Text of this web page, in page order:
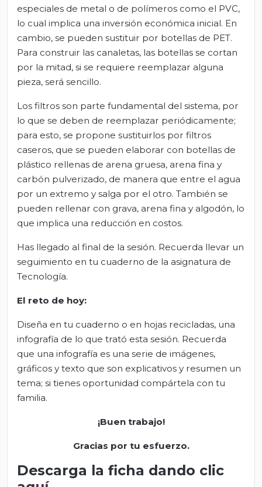
especiales de metal o de polímeros como el PVC,
lo cual implica una inversión económica inicial. En
cambio, se pueden sustituir por botellas de PET.
Para construir las canaletas, las botellas se cortan
por la mitad, si se requiere reemplazar alguna
pieza, será sencillo.
Los filtros son parte fundamental del sistema, por
lo que se deben de reemplazar periódicamente;
para esto, se propone sustituirlos por filtros
caseros, que se pueden elaborar con botellas de
plástico rellenas de arena gruesa, arena fina y
carbón pulverizado, de manera que entre el agua
por un extremo y salga por el otro. También se
pueden rellenar con grava, arena fina y algodón, lo
que implica una reducción en costos.
Has llegado al final de la sesión. Recuerda llevar un
seguimiento en tu cuaderno de la asignatura de
Tecnología.
El reto de hoy:
Diseña en tu cuaderno o en hojas recicladas, una
infografía de lo que trató esta sesión. Recuerda
que una infografía es una serie de imágenes,
gráficos y texto que son explicativos y resumen un
tema; si tienes oportunidad compártela con tu
familia.
¡Buen trabajo!
Gracias por tu esfuerzo.
Descarga la ficha dando clic